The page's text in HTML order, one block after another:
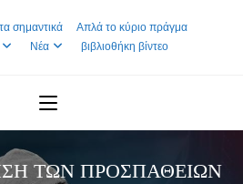
σημαντικά
Απλά το κύριο πράγμα
Νέα βιβλιοθήκη βίντεο
ΤΩΝ ΠΡΟΣΠΑΘΕΙΏΝ